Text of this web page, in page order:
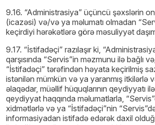
9.16. “Administrasiya” üçüncü şəxslərin
(icazəsi) və/və ya məlumatı olmadan
keçirdiyi hərəkətlərə görə məsuliyyət
9.17. “İstifadəçi” razılaşır ki,
qarşısında “Servis”in məzmunu ilə bağlı
“İstifadəçi” tərəfindən həyata keçirilmiş
istənilən mümkün və ya yaranmış itkilərlə
əlaqədar, müəllif hüquqlarının qeydiyyatı
qeydiyyat haqqında məlumatlarla,
xidmətlərlə və ya “İstifadəçi”nin
informasiyadan istifadə edərək daxil